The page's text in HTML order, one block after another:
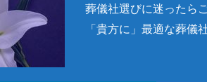
葬儀社選びに迷ったら
「貴方に」最適な葬儀